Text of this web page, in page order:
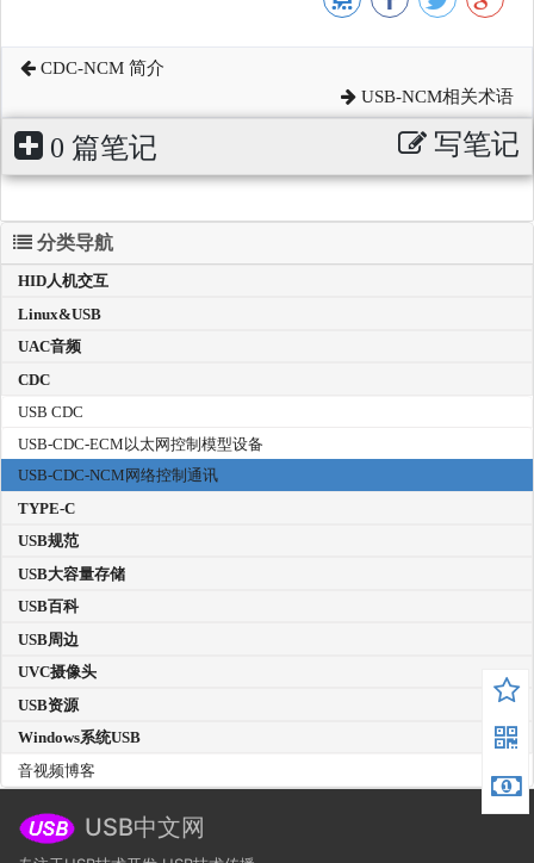
CDC-NCM 简介
USB-NCM相关术语
0 篇笔记 写笔记
分类导航
HID人机交互
Linux&USB
UAC音频
CDC
USB CDC
USB-CDC-ECM以太网控制模型设备
USB-CDC-NCM网络控制通讯
TYPE-C
USB规范
USB大容量存储
USB百科
USB周边
UVC摄像头
USB资源
Windows系统USB
音视频博客
USB中文网